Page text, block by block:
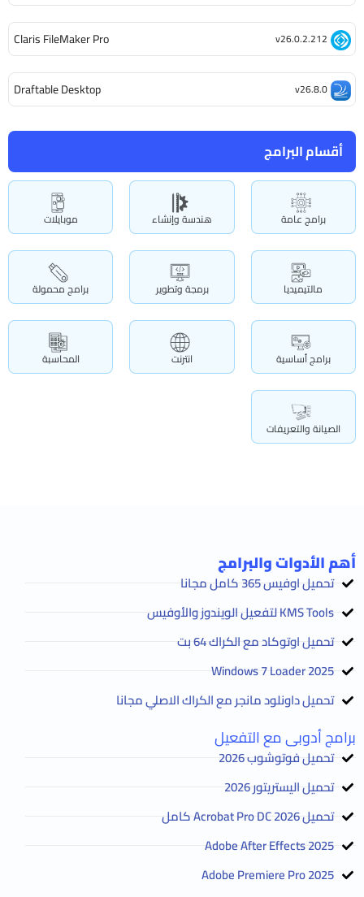
أقسام البرامج
برامج عامة هندسة وإنشاء موبايلات
مالتيميديا برمجة وتطوير برامج محمولة
برامج أساسية انترنت المحاسبة
الصيانة والتعريفات
Claris FileMaker Pro v26.0.2.212
Draftable Desktop v26.8.0
أهم الأدوات والبرامج
تحميل اوفيس 365 كامل مجانا
KMS Tools لتفعيل الويندوز والأوفيس
تحميل اوتوكاد مع الكراك 64 بت
2025 Windows 7 Loader
تحميل داونلود مانجر مع الكراك الاصلي مجانا
برامج أدوبى مع التفعيل
تحميل فوتوشوب 2026
تحميل اليستريتور 2026
تحميل Acrobat Pro DC 2026 كامل
Adobe After Effects 2025
Adobe Premiere Pro 2025